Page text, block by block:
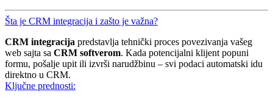
Šta je CRM integracija i zašto je važna?
CRM integracija predstavlja tehnički proces povezivanja vašeg
web sajta sa CRM softverom. Kada potencijalni klijent popuni
formu, pošalje upit ili izvrši narudžbinu – svi podaci automatski idu
direktno u CRM.
Ključne prednosti: